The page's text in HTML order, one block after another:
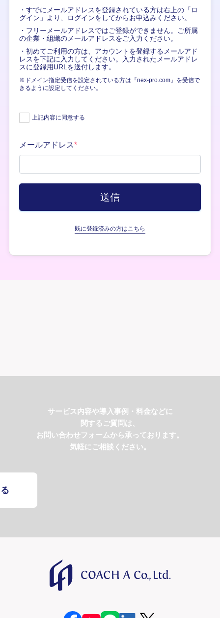
・すでにメールアドレスを登録されている方は右上の「ロ
グイン」より、ログインをしてからお申込みください。
・フリーメールアドレスではご登録ができません。ご所属
の企業・組織のメールアドレスをご入力ください。
・初めてご利用の方は、アカウントを登録するメールアド
レスを下記に入力してください。入力されたメールアドレ
スに登録用URLを送付します。
※ドメイン指定受信を設定されている方は『nex-pro.com』を受信で
きるように設定してください。
上記内容に同意する
メールアドレス*
既に登録済みの方はこちら
サービス内容や導入事例・料金などに
関するご質問は、
お問い合わせフォームから承っております。
気軽にご相談ください。